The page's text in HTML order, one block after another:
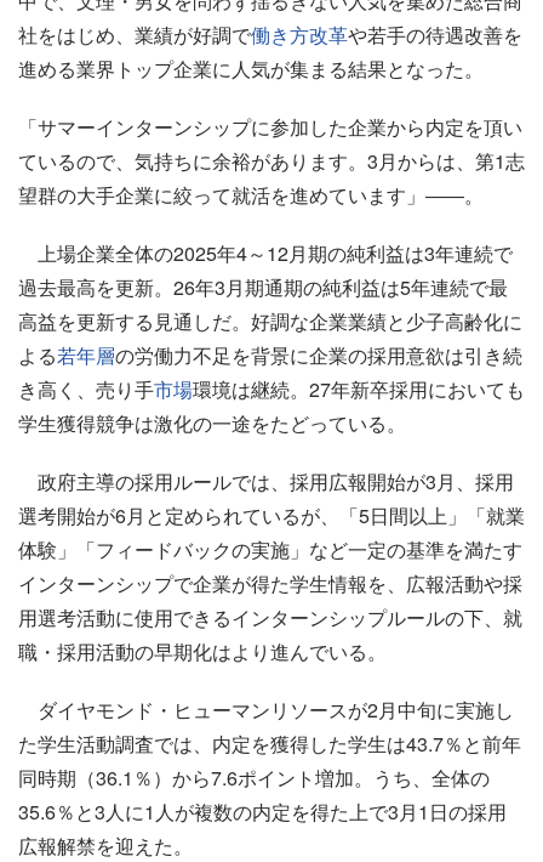
社をはじめ、業績が好調で働き方改革や若手の待遇改善を
進める業界トップ企業に人気が集まる結果となった。
「サマーインターンシップに参加した企業から内定を頂い
ているので、気持ちに余裕があります。3月からは、第1志
望群の大手企業に絞って就活を進めています」――。
上場企業全体の2025年4～12月期の純利益は3年連続で
過去最高を更新。26年3月期通期の純利益は5年連続で最
高益を更新する見通しだ。好調な企業業績と少子高齢化に
よる若年層の労働力不足を背景に企業の採用意欲は引き続
き高く、売り手市場環境は継続。27年新卒採用においても
学生獲得競争は激化の一途をたどっている。
政府主導の採用ルールでは、採用広報開始が3月、採用
選考開始が6月と定められているが、「5日間以上」「就業
体験」「フィードバックの実施」など一定の基準を満たす
インターンシップで企業が得た学生情報を、広報活動や採
用選考活動に使用できるインターンシップルールの下、就
職・採用活動の早期化はより進んでいる。
ダイヤモンド・ヒューマンリソースが2月中旬に実施し
た学生活動調査では、内定を獲得した学生は43.7％と前年
同時期（36.1％）から7.6ポイント増加。うち、全体の
35.6％と3人に1人が複数の内定を得た上で3月1日の採用
広報解禁を迎えた。